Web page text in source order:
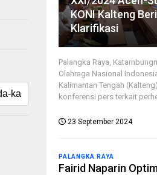
KONI Kalteng
Klarifikasi
Palangka Raya,
Olahraga Nasional
Kalimantan Tengah
konferensi pers terkait
23 September 2024
PALANGKA RAYA
Fairid Naparin